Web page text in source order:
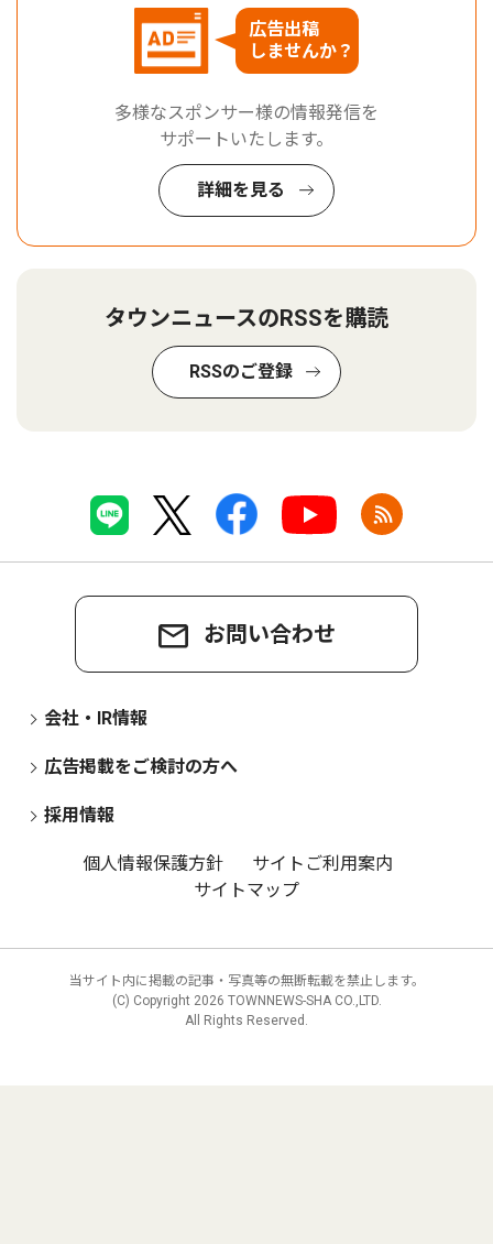
広告出稿
しませんか？
多様なスポンサー様の情報発信を
サポートいたします。
詳細を見る
タウンニュースのRSSを購読
RSSのご登録
お問い合わせ
会社・IR情報
広告掲載をご検討の方へ
採用情報
個人情報保護方針
サイトご利用案内
サイトマップ
当サイト内に掲載の記事・写真等の無断転載を禁止します。
(C) Copyright 2026 TOWNNEWS-SHA CO.,LTD.
All Rights Reserved.